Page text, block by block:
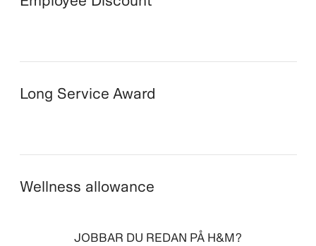
Long Service Award
Wellness allowance
JOBBAR DU REDAN PÅ H&M?